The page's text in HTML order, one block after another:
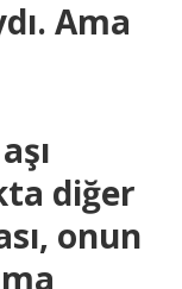
Ama
diğer
onun